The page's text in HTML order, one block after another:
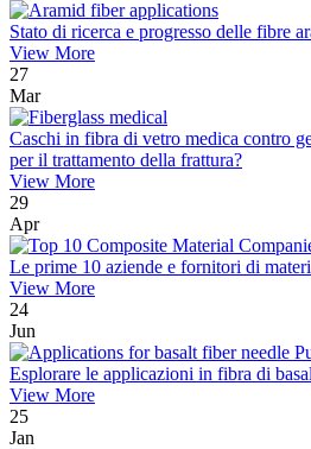
Stato di ricerca e progresso delle fibre
View More
27
Mar
Caschi in fibra di vetro medica contro
per il trattamento della frattura?
View More
29
Apr
Le prime 10 aziende e fornitori di
View More
24
Jun
Esplorare le applicazioni in fibra di
View More
25
Jan